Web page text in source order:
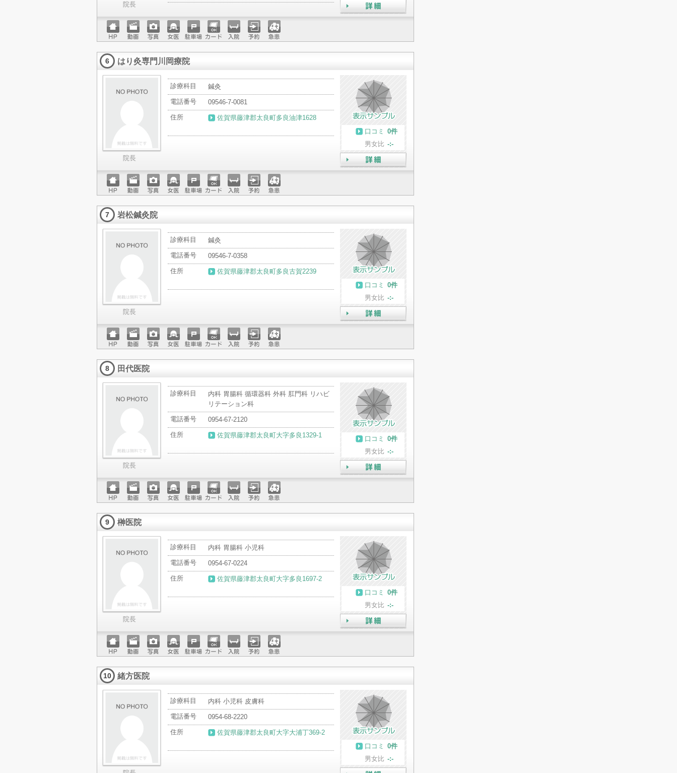
院長
詳細
ホーム
ページ
動画 写真 女医 駐車場クレジ
ットカ
入院 予約 急患
6 はり灸専門川岡療院
院長
診療科目
鍼灸
電話番号
09546-7-0081
住所
佐賀県藤津郡太良町多良油津1628
口コミ
0件
男女比 -:-
詳細
ホーム
ページ
動画 写真 女医 駐車場クレジ
ットカ
入院 予約 急患
7 岩松鍼灸院
院長
診療科目
鍼灸
電話番号
09546-7-0358
住所
佐賀県藤津郡太良町多良古賀2239
口コミ
0件
男女比 -:-
詳細
ホーム
ページ
動画 写真 女医 駐車場クレジ
ットカ
入院 予約 急患
8 田代医院
院長
診療科目
内科 胃腸科 循環器科 外科 肛門科 リハビ
リテーション科
電話番号
0954-67-2120
住所
佐賀県藤津郡太良町大字多良1329-1 口コミ
0件
男女比 -:-
詳細
ホーム
ページ
動画 写真 女医 駐車場クレジ
ットカ
入院 予約 急患
9 榊医院
院長
診療科目
内科 胃腸科 小児科
電話番号
0954-67-0224
住所
佐賀県藤津郡太良町大字多良1697-2
口コミ
0件
男女比 -:-
詳細
ホーム
ページ
動画 写真 女医 駐車場クレジ
ットカ
入院 予約 急患
10 緒方医院
診療科目
内科 小児科 皮膚科
電話番号
0954-68-2220
住所
佐賀県藤津郡太良町大字大浦丁369-2
口コミ
0件
男女比 -:-